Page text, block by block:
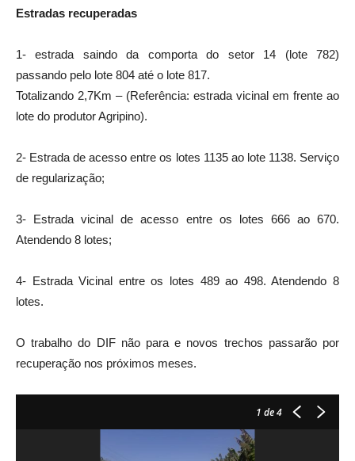
Estradas recuperadas
1- estrada saindo da comporta do setor 14 (lote 782)
passando pelo lote 804 até o lote 817.
Totalizando 2,7Km – (Referência: estrada vicinal em frente ao
lote do produtor Agripino).
2- Estrada de acesso entre os lotes 1135 ao lote 1138. Serviço
de regularização;
3- Estrada vicinal de acesso entre os lotes 666 ao 670.
Atendendo 8 lotes;
4- Estrada Vicinal entre os lotes 489 ao 498. Atendendo 8
lotes.
O trabalho do DIF não para e novos trechos passarão por
recuperação nos próximos meses.
1 de 4